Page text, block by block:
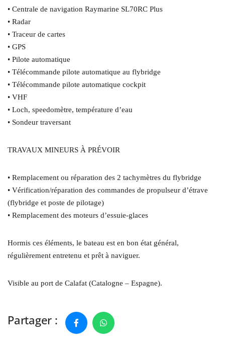
• Centrale de navigation Raymarine SL70RC Plus
• Radar
• Traceur de cartes
• GPS
• Pilote automatique
• Télécommande pilote automatique au flybridge
• Télécommande pilote automatique cockpit
• VHF
• Loch, speedomètre, température d’eau
• Sondeur traversant
TRAVAUX MINEURS À PRÉVOIR
• Remplacement ou réparation des 2 tachymètres du flybridge
• Vérification/réparation des commandes de propulseur d’étrave
(flybridge et poste de pilotage)
• Remplacement des moteurs d’essuie-glaces
Hormis ces éléments, le bateau est en bon état général,
régulièrement entretenu et prêt à naviguer.
Visible au port de Calafat (Catalogne – Espagne).
Partager :